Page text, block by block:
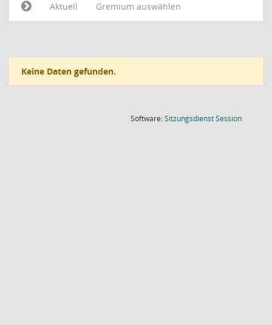
Aktuell
Gremium auswählen
Keine Daten gefunden.
Software:SitzungsdienstSession(Wird in